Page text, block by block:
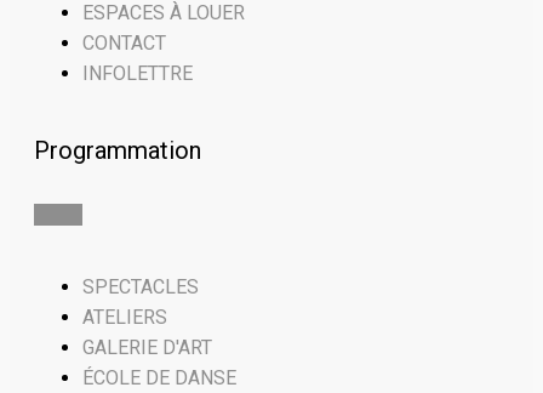
ESPACES À LOUER
CONTACT
INFOLETTRE
Programmation
SPECTACLES
ATELIERS
GALERIE D'ART
ÉCOLE DE DANSE